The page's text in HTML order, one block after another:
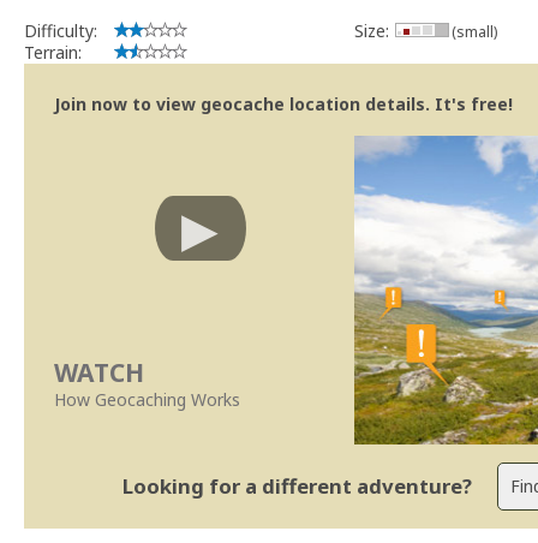
implicações que as guidelines actuais indicam.
Se no local existe algum container, por favor recolha-o a fim
Obrigado
Geocaching.com Volunteer Cache Reviewer
Difficulty:
Terrain:
Size: (small)
Join now to view geocache location details. It's free!
WATCH
How Geocaching Works
Looking for a different adventure?